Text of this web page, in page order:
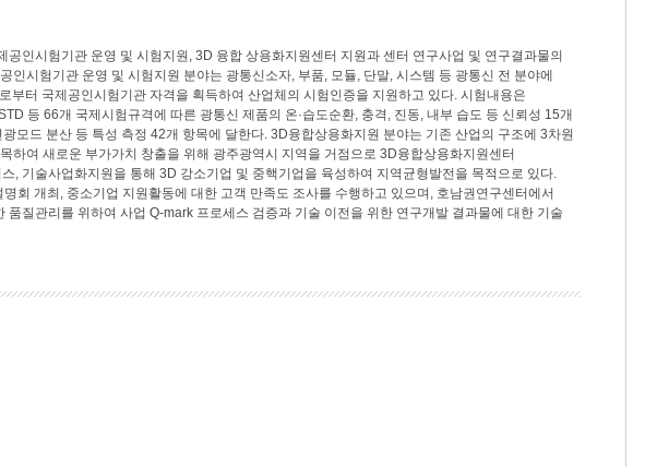
공인시험기관 운영 및 시험지원, 3D 융합 상용화지원센터 지원과 센터 연구사업 및 연구결과물의
인시험기관 운영 및 시험지원 분야는 광통신소자, 부품, 모듈, 단말, 시스템 등 광통신 전 분야에
부터 국제공인시험기관 자격을 획득하여 산업체의 시험인증을 지원하고 있다. 시험내용은
등 66개 국제시험규격에 따른 광통신 제품의 온·습도순환, 충격, 진동, 내부 습도 등 신뢰성 15개
모드 분산 등 특성 측정 42개 항목에 달한다. 3D융합상용화지원 분야는 기존 산업의 구조에 3차원
하여 새로운 부가가치 창출을 위해 광주광역시 지역을 거점으로 3D융합상용화지원센터
, 기술사업화지원을 통해 3D 강소기업 및 중핵기업을 육성하여 지역균형발전을 목적으로 있다.
회 개최, 중소기업 지원활동에 대한 고객 만족도 조사를 수행하고 있으며, 호남권연구센터에서
품질관리를 위하여 사업 Q-mark 프로세스 검증과 기술 이전을 위한 연구개발 결과물에 대한 기술